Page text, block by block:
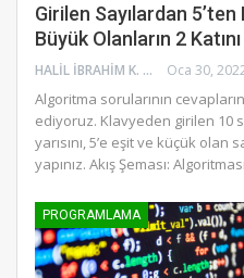
Girilen Sayılardan 5’ten
Büyük Olanların 2
HALIL İBRAHIM K. Oca 30,
Algoritma sorularının
ediyoruz. Klavyeden girilen 10
yarısını, 5’e eşit ve küçük olan
yapınız. Akış Şeması:
PROGRAMLAMA